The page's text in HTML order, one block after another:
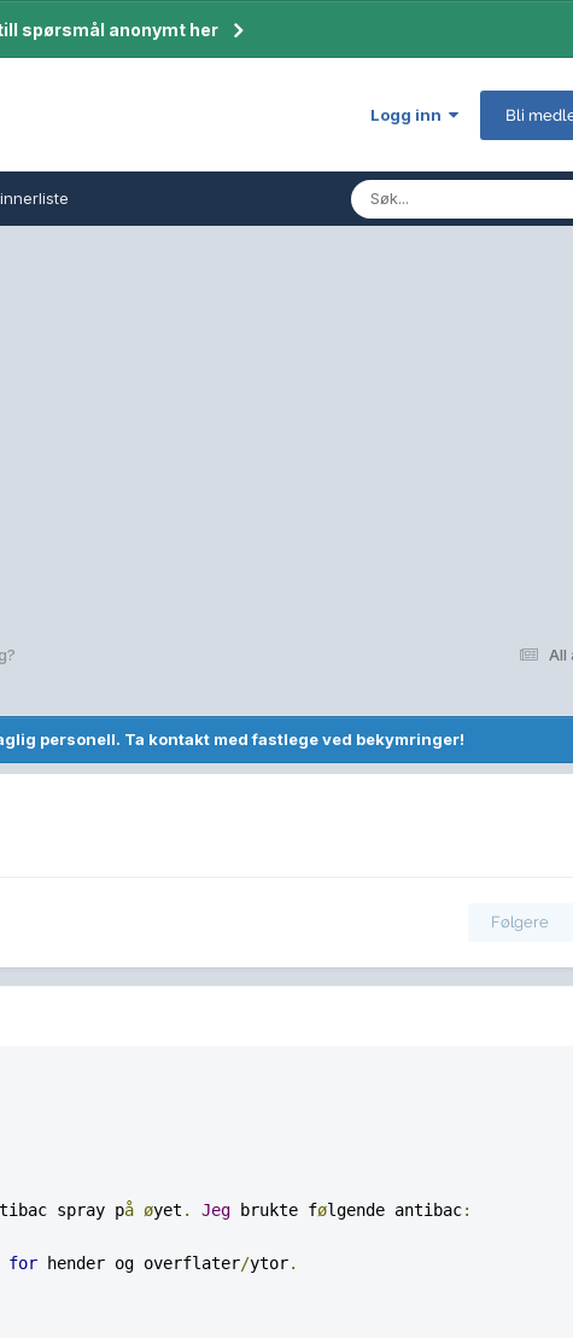
spørsmål anonymt her
Logg inn Bli
All
personell. Ta kontakt med fastlege ved bekymringer!
Følgere
spray på øyet . Jeg brukte følgende antibac:
for hender og overflater/ytor.